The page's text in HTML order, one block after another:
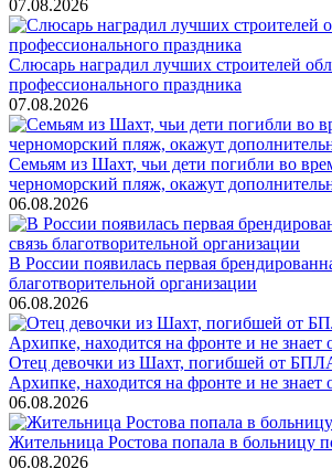
07.08.2026
Слюсарь наградил лучших строителей
профессионального праздника
07.08.2026
Семьям из Шахт, чьи дети погибли во
черноморский пляж, окажут
06.08.2026
В России появилась первая
благотворительной организации
06.08.2026
Отец девочки из Шахт, погибшей от
Архипке, находится на фронте и не знает
06.08.2026
Жительница Ростова попала в больницу
06.08.2026